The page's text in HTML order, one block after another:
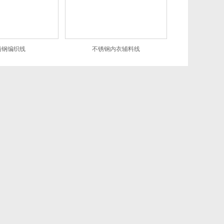
钢编织线 不锈钢内衣辅料线